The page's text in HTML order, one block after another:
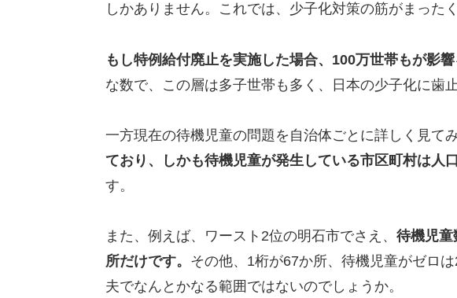
しかありません。これでは、少子化対策の筋がまった
もし特例給付廃止を実施した場合、100万世帯もが影響
な数で、この層は多子世帯も多く、日本の少子化に歯
一方現在の待機児童の問題を自治体ごとに詳しく見てみ
ており、しかも待機児童が発生している市区町村は人
す。
また、例えば、ワースト2位の明石市でさえ、 待機児童
所だけです。 その他、1桁が67か所、待機児童がゼロ
夫でなんとかなる範囲ではないのでしょうか。